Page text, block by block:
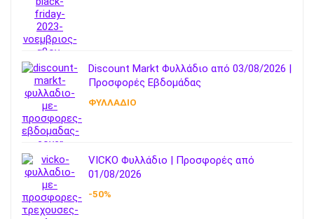
Discount Markt Φυλλάδιο από 03/08/2026 |
Προσφορές Εβδομάδας
ΦΥΛΛΑΔΙΟ
VICKO Φυλλάδιο | Προσφορές από
01/08/2026
-50%